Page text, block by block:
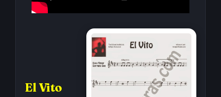
El Vito